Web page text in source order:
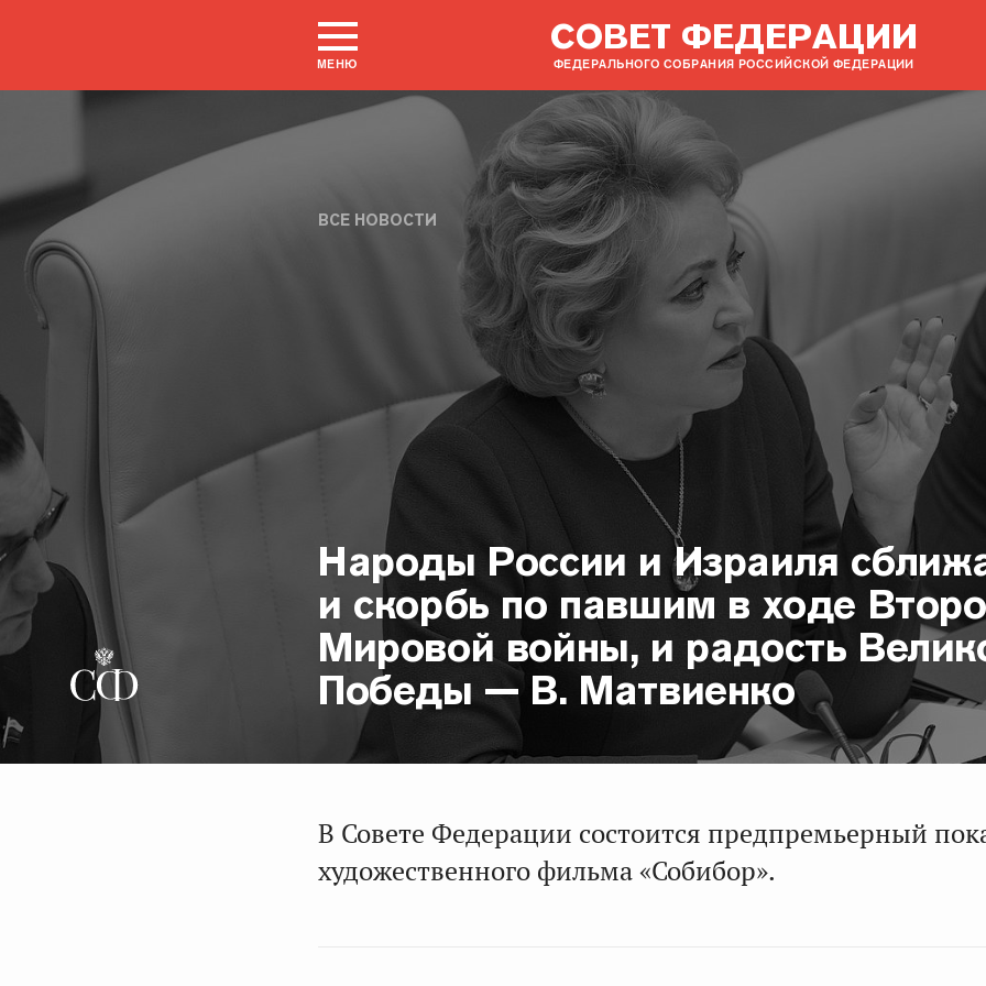
МЕНЮ
СОВЕТ ФЕДЕРАЦИИ
ФЕДЕРАЛЬНОГО СОБРАНИЯ РОССИЙСКОЙ ФЕДЕРАЦИИ
ВСЕ НОВОСТИ
Народы России и Израиля
и скорбь по павшим в ходе
Мировой войны, и радость
Победы — В. Матвиенко
В Совете Федерации состоится предпремьерный
художественного фильма «Собибор».